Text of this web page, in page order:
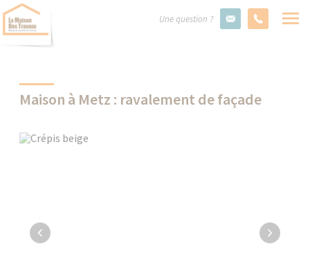
Une question ?
Maison à Metz : ravalement de façade